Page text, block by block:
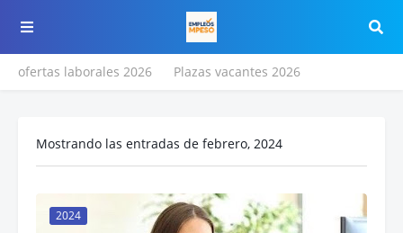
ofertas laborales 2026 Plazas vacantes 2026
Mostrando las entradas de febrero, 2024
2024